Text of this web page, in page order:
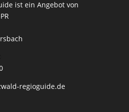
ist ein Angebot von
regioguide.de